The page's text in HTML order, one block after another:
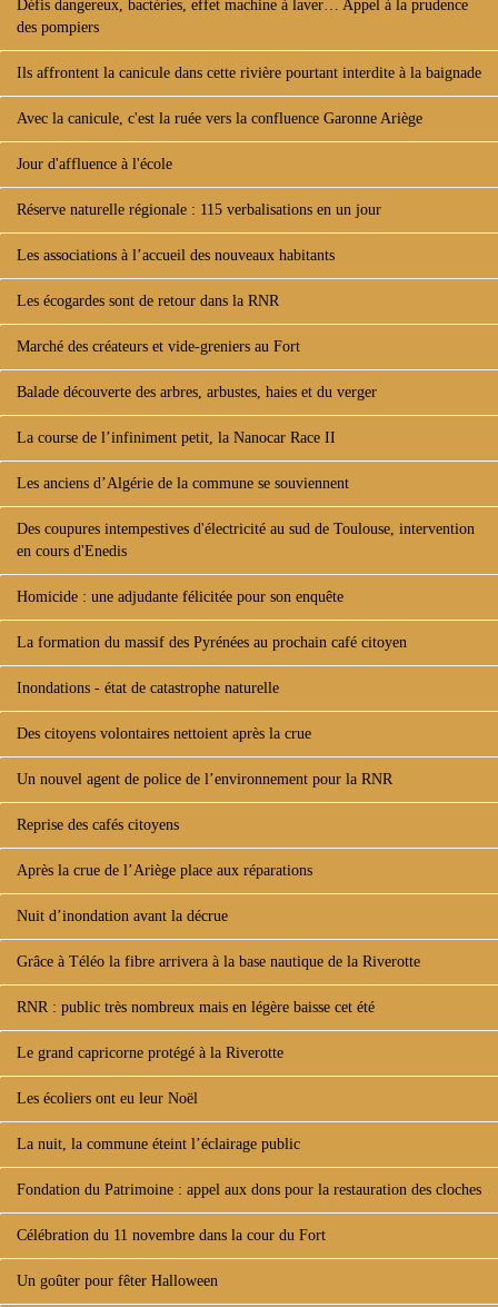
Défis dangereux, bactéries, effet machine à laver… Appel à la prudence
des pompiers
Ils affrontent la canicule dans cette rivière pourtant interdite à la baignade
Avec la canicule, c'est la ruée vers la confluence Garonne Ariège
Jour d'affluence à l'école
Réserve naturelle régionale : 115 verbalisations en un jour
Les associations à l’accueil des nouveaux habitants
Les écogardes sont de retour dans la RNR
Marché des créateurs et vide-greniers au Fort
Balade découverte des arbres, arbustes, haies et du verger
La course de l’infiniment petit, la Nanocar Race II
Les anciens d’Algérie de la commune se souviennent
Des coupures intempestives d'électricité au sud de Toulouse, intervention
en cours d'Enedis
Homicide : une adjudante félicitée pour son enquête
La formation du massif des Pyrénées au prochain café citoyen
Inondations - état de catastrophe naturelle
Des citoyens volontaires nettoient après la crue
Un nouvel agent de police de l’environnement pour la RNR
Reprise des cafés citoyens
Après la crue de l’Ariège place aux réparations
Nuit d’inondation avant la décrue
Grâce à Téléo la fibre arrivera à la base nautique de la Riverotte
RNR : public très nombreux mais en légère baisse cet été
Le grand capricorne protégé à la Riverotte
Les écoliers ont eu leur Noël
La nuit, la commune éteint l’éclairage public
Fondation du Patrimoine : appel aux dons pour la restauration des cloches
Célébration du 11 novembre dans la cour du Fort
Un goûter pour fêter Halloween